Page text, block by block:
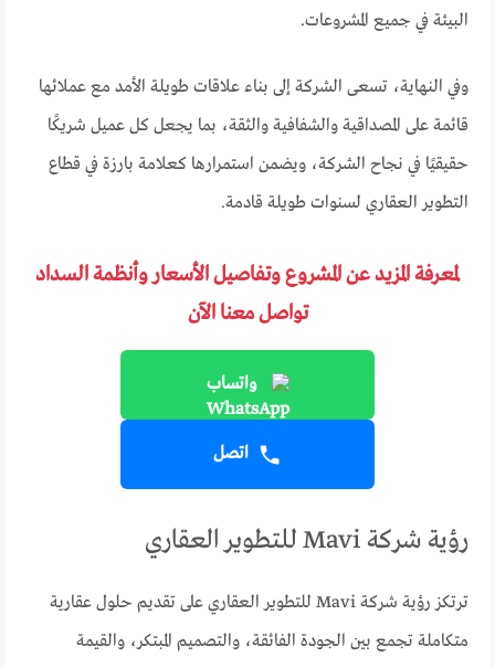
البيئة في جميع المشروعات.
وفي النهاية، تسعى الشركة إلى بناء علاقات طويلة الأمد مع عملائها
قائمة على المصداقية والشفافية والثقة، بما يجعل كل عميل شريكًا
حقيقيًا في نجاح الشركة، ويضمن استمرارها كعلامة بارزة في قطاع
التطوير العقاري لسنوات طويلة قادمة.
لمعرفة المزيد عن المشروع وتفاصيل الأسعار وأنظمة السداد
تواصل معنا الآن
واتساب
اتصل
رؤية شركة Mavi للتطوير العقاري
ترتكز رؤية شركة Mavi للتطوير العقاري على تقديم حلول عقارية
متكاملة تجمع بين الجودة الفائقة، والتصميم المبتكر، والقيمة